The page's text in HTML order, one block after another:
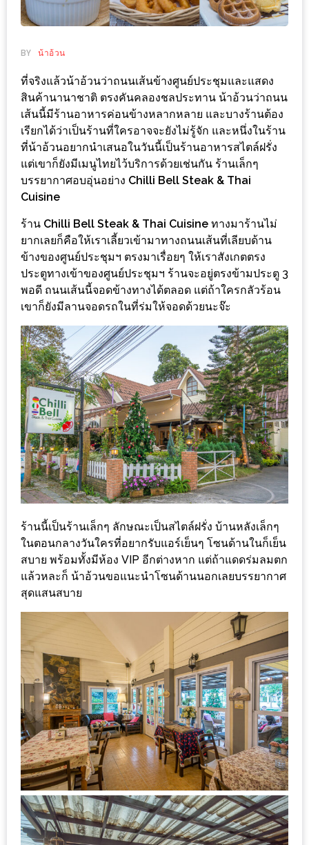
MARKET
FESTIVAL
10
ร้าน
พ่อ
แซ่บ
แม่ค้า
สวย
ร้าน
รวย
ของ
เชียงใหม่
ที่
ต้อง
ไป
ลอง
16
ร้าน
อร่อย
ที่
ต้อง
มา
ลอง
ถนน
วัน
อาทิตย์
ท่าแพ
เชียงใหม่
CART
CHECKOUT
DRAFT
–
BY น้าอ้วน
ที่จริงแล้วน้าอ้วนว่าถนนเส้นข้างศูนย์ประชุมและแสดง
สินค้านานาชาติ ตรงคันคลองชลประทาน น้าอ้วนว่าถนน
เส้นนี้มีร้านอาหารค่อนข้างหลากหลาย และบางร้านต้อง
เรียกได้ว่าเป็นร้านที่ใครอาจจะยังไม่รู้จัก และหนึ่งในร้าน
ที่น้าอ้วนอยากนำเสนอในวันนี้เป็นร้านอาหารสไตล์ฝรั่ง
แต่เขาก็ยังมีเมนูไทยไว้บริการด้วยเช่นกัน ร้านเล็กๆ
บรรยากาศอบอุ่นอย่าง Chilli Bell Steak & Thai
Cuisine
ร้าน Chilli Bell Steak & Thai Cuisine ทางมาร้านไม่
ยากเลยก็คือให้เราเลี้ยวเข้ามาทางถนนเส้นที่เลียบด้าน
ข้างของศูนย์ประชุมฯ ตรงมาเรื่อยๆ ให้เราสังเกตตรง
ประตูทางเข้าของศูนย์ประชุมฯ ร้านจะอยู่ตรงข้ามประตู 3
พอดี ถนนเส้นนี้จอดข้างทางได้ตลอด แต่ถ้าใครกลัวร้อน
เขาก็ยังมีลานจอดรถในที่ร่มให้จอดด้วยนะจ๊ะ
ร้านนี้เป็นร้านเล็กๆ ลักษณะเป็นสไตล์ฝรั่ง บ้านหลังเล็กๆ
ในตอนกลางวันใครที่อยากรับแอร์เย็นๆ โซนด้านในก็เย็น
สบาย พร้อมทั้งมีห้อง VIP อีกต่างหาก แต่ถ้าแดดร่มลมตก
แล้วหละก็ น้าอ้วนขอแนะนำโซนด้านนอกเลยบรรยากาศ
สุดแสนสบาย